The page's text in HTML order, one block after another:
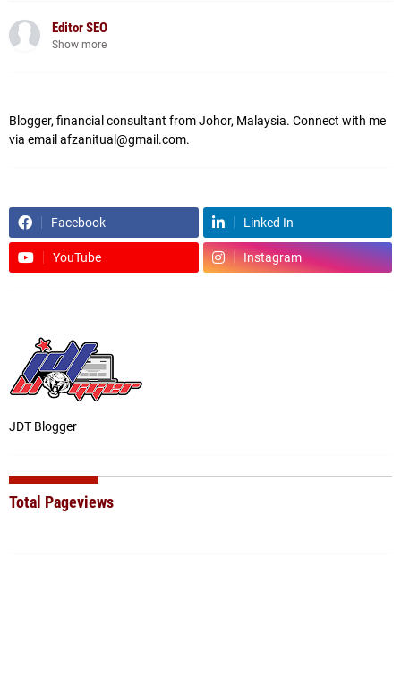
Editor SEO
Show more
Blogger, financial consultant from Johor, Malaysia. Connect with me
via email afzanitual@gmail.com.
Facebook Linked In
YouTube Instagram
JDT Blogger
Total Pageviews